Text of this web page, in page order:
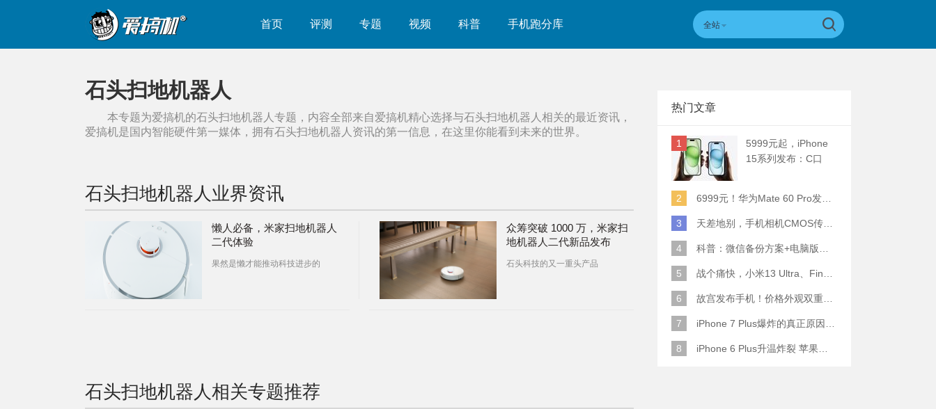
首页 评测 专题 视频 科普 手机跑分库 全站
石头扫地机器人
本专题为爱搞机的石头扫地机器人 专题，内容全部来自爱搞机精心选择与石头扫地机器人 相关的最近资讯，
爱搞机是国内智能硬件第一媒体，拥有石头扫地机器人 资讯的第一信息，在这里你能看到未来的世界。
石头扫地机器人业界资讯
懒人必备，米家扫地机器人
二代体验
果然是懒才能推动科技进步的
众筹突破 1000 万，米家扫
地机器人二代新品发布
石头科技的又一重头产品
石头扫地机器人相关专题推荐
热门文章
1
5999元起，iPhone
15系列发布：C口
2
6999元！华为Mate 60 Pro发布：麒麟9000S+卫星通话 (附初步跑分)
3 天差地别，手机相机CMOS传感器实际面积对比
4 科普：微信备份方案+电脑版丢失数据恢复指南
5 战个痛快，小米13 Ultra、Find X6 Pro、vivo X90 Pro+、小米12SU拍照横评
6 故宫发布手机！价格外观双重逆天！
7 iPhone 7 Plus爆炸的真正原因原来是这样
8 iPhone 6 Plus升温炸裂 苹果赔了一部全新的